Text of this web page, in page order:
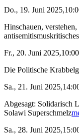
Do., 19. Juni
Hinschauen,
Fr., 20. Juni
Die Politische
Sa., 21. Juni
Abgesagt: Solidarisch
Solawi Superschmelz
Sa., 28. Juni